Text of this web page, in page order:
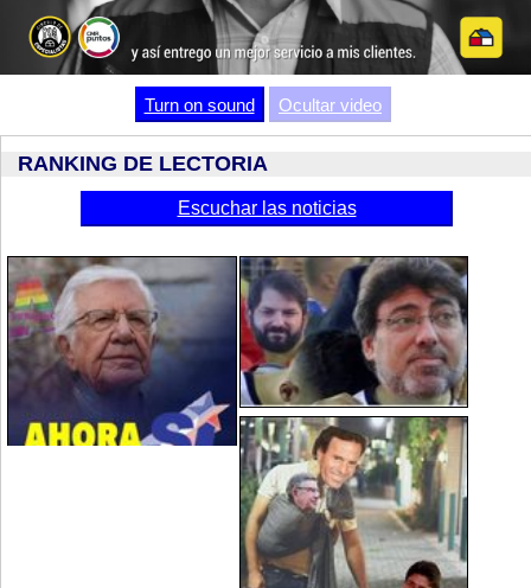
Turn on sound Ocultar video
RANKING DE LECTORIA
Escuchar las noticias